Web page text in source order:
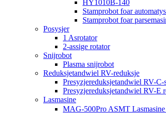
HY1010B-140
Stamprobot foar
Stamprobot foar
Posysjer
1 Asrotator
2-assige rotator
Snijrobot
Plasma snijrobot
Reduksjetandwiel RV-reduksje
Presyzjereduksjetandwiel RV-C-
Presyzjereduksjetandwiel RV-E
Lasmasine
MAG-500Pro ASMT